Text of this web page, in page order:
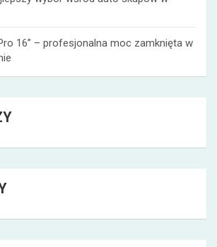
16” – profesjonalna moc zamknięta w